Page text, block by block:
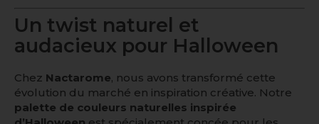
Un twist naturel et
audacieux pour Halloween
Chez Nactarome, nous avons transformé cette
évolution du marché en inspiration créative. Notre
palette de couleurs naturelles inspirée